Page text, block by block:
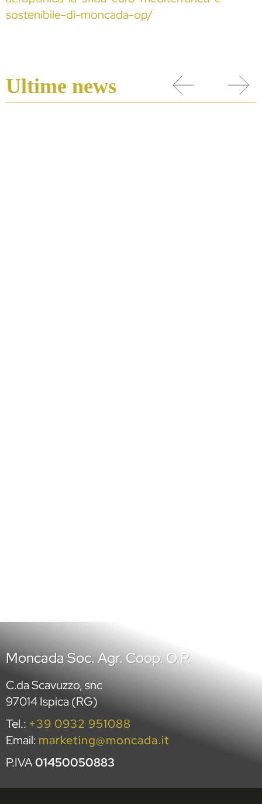
sostenibile-di-moncada-op/
Ultime news
Selezione esperti progetto INTESA
Moncada Soc. Agr. Coop. O.P.
C.da Scavuzzo, snc
97014 Ispica (RG)
Tel.: +39 0932 951088
Email: marketing@moncada.it
P.IVA01450050883